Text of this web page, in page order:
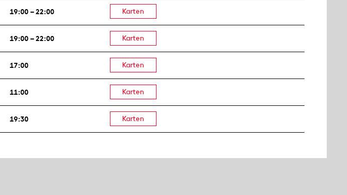
19:00 – 22:00 Karten
19:00 – 22:00 Karten
17:00 Karten
11:00 Karten
19:30 Karten